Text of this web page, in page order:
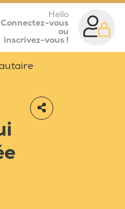
Hello
Connectez-vous
ou
inscrivez-vous !